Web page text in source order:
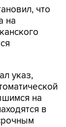
что
на
указ,
на
в